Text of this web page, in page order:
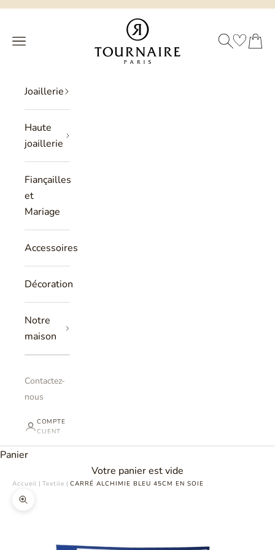
Passer au contenu
Philippe Tournaire
Menu
RECHERCHEPANIER
Joaillerie
Haute
joaillerie
Fiançailles
et
Mariage
Accessoires
Décoration
Notre
maison
Contactez-
nous
COMPTE
CLIENT
Panier
Votre panier est vide
Accueil | Textile | CARRÉ ALCHIMIE BLEU 45CM EN SOIE
Zoomer sur l'image